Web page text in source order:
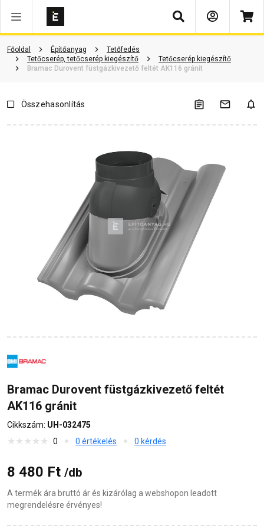
Keresés
Főoldal Építőanyag
Tetőfedés
Tetőcserép, tetőcserép kiegészítő
Tetőcserép kiegészítő
Bramac Durovent füstgázkivezető feltét AK116 gránit
Vásárlói vélemények Kérdések és válaszok Kapcsolódó cikkek
Összehasonlítás
Bramac Durovent füstgázkivezető feltét
AK116 gránit
Cikkszám: UH-032475
0
0 értékelés 0 kérdés
8 480 Ft /db
A termék ára bruttó ár és kizárólag a webshopon leadott
megrendelésre érvényes!